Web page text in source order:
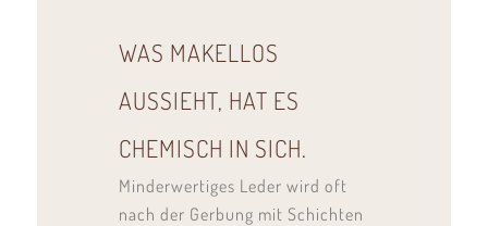
WAS MAKELLOS
AUSSIEHT, HAT ES
CHEMISCH IN SICH.
Minderwertiges Leder wird oft
nach der Gerbung mit Schichten